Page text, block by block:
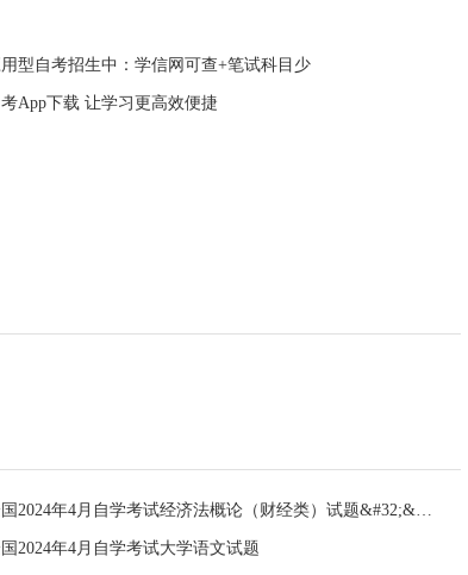
型自考招生中：学信网可查+笔试科目少
考App下载 让学习更高效便捷
全国2024年4月自学考试经济法概论（财经类）试题&#32;&#32;
2024年4月自学考试大学语文试题